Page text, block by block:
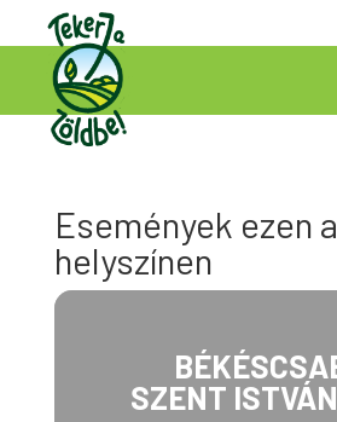
Események ezen a
helyszínen
SZENT